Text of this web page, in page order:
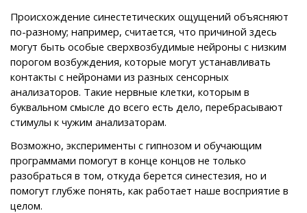
Происхождение синестетических ощущений объясняют
по-разному; например, считается, что причиной здесь
могут быть особые сверхвозбудимые нейроны с низким
порогом возбуждения, которые могут устанавливать
контакты с нейронами из разных сенсорных
анализаторов. Такие нервные клетки, которым в
буквальном смысле до всего есть дело, перебрасывают
стимулы к чужим анализаторам.
Возможно, эксперименты с гипнозом и обучающим
программами помогут в конце концов не только
разобраться в том, откуда берется синестезия, но и
помогут глубже понять, как работает наше восприятие в
целом.